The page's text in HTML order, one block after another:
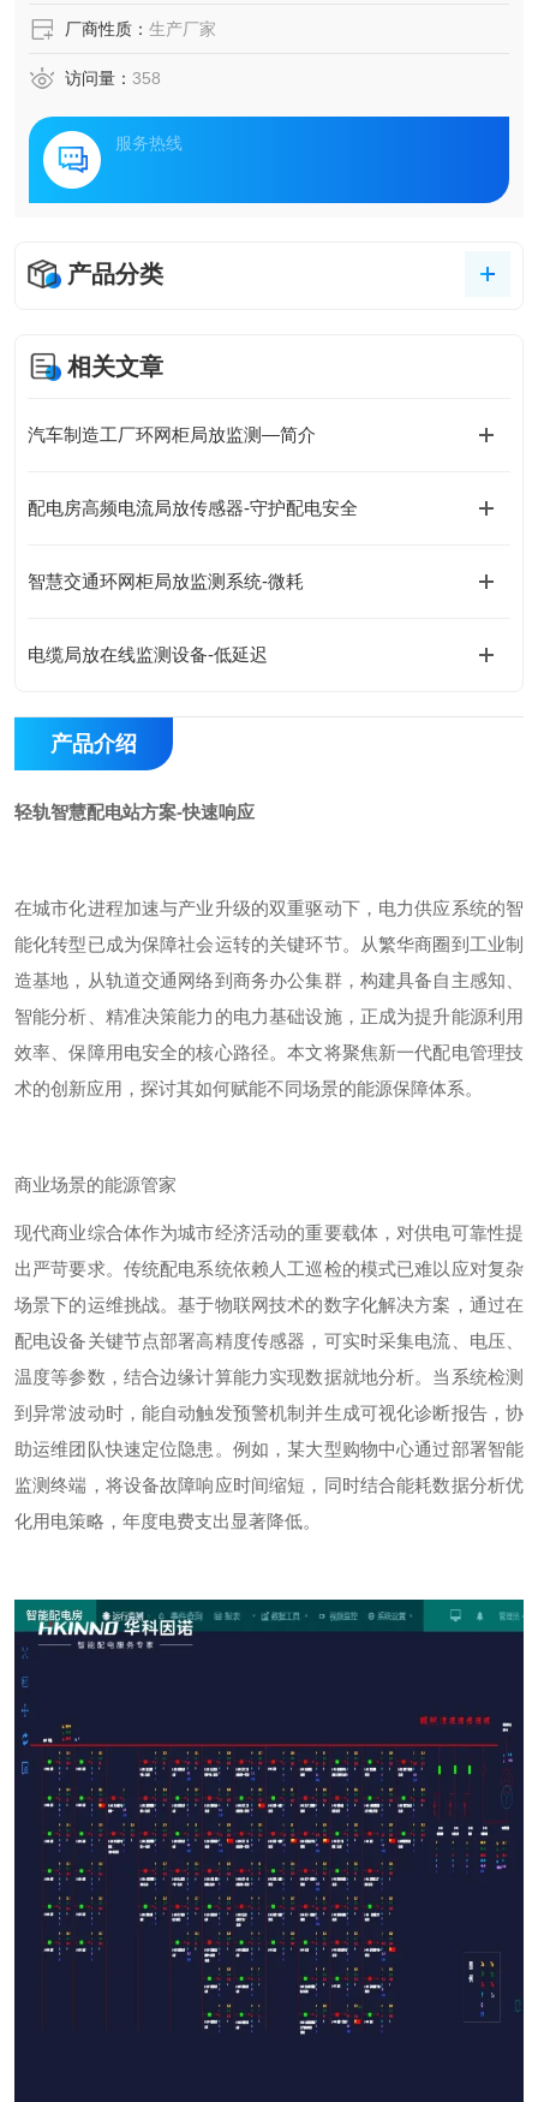
场景的能源保障体系。
厂商性质： 生产厂家
访问量： 358
服务热线
产品分类
相关文章
汽车制造工厂环网柜局放监测—简介
配电房高频电流局放传感器-守护配电安全
智慧交通环网柜局放监测系统-微耗
电缆局放在线监测设备-低延迟
产品介绍
轻轨智慧配电站方案-快速响应
在城市化进程加速与产业升级的双重驱动下，电力供应系统的智
能化转型已成为保障社会运转的关键环节。从繁华商圈到工业制
造基地，从轨道交通网络到商务办公集群，构建具备自主感知、
智能分析、精准决策能力的电力基础设施，正成为提升能源利用
效率、保障用电安全的核心路径。本文将聚焦新一代配电管理技
术的创新应用，探讨其如何赋能不同场景的能源保障体系。
商业场景的能源管家
现代商业综合体作为城市经济活动的重要载体，对供电可靠性提
出严苛要求。传统配电系统依赖人工巡检的模式已难以应对复杂
场景下的运维挑战。基于物联网技术的数字化解决方案，通过在
配电设备关键节点部署高精度传感器，可实时采集电流、电压、
温度等参数，结合边缘计算能力实现数据就地分析。当系统检测
到异常波动时，能自动触发预警机制并生成可视化诊断报告，协
助运维团队快速定位隐患。例如，某大型购物中心通过部署智能
监测终端，将设备故障响应时间缩短，同时结合能耗数据分析优
化用电策略，年度电费支出显著降低。